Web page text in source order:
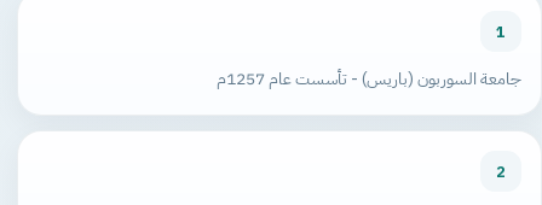
1
جامعة السوربون (باريس) - تأسست عام 1257م
2